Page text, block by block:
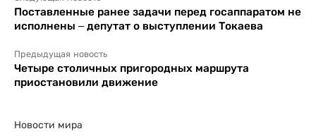
Поставленные ранее задачи перед госаппаратом не
исполнены – депутат о выступлении Токаева
Предыдущая новость
Четыре столичных пригородных маршрута
приостановили движение
Новости мира